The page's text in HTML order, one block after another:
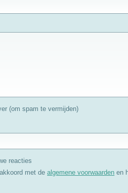
(om spam te vermijden)
reacties
met dealgemene voorwaarden en